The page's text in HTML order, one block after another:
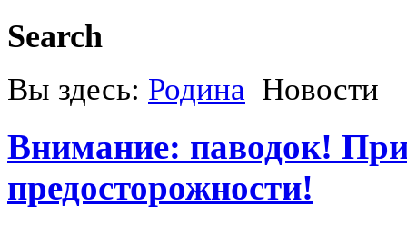
Search
Вы здесь: Родина Новости
Внимание: паводок!
предосторожности!